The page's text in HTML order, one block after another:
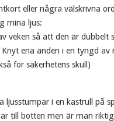
eller några välskrivna
mina ljus:
veken så att den är dubbelt
ena änden i en tyngd av
för säkerhetens skull)
ljusstumpar i en kastrull på
till botten men är man